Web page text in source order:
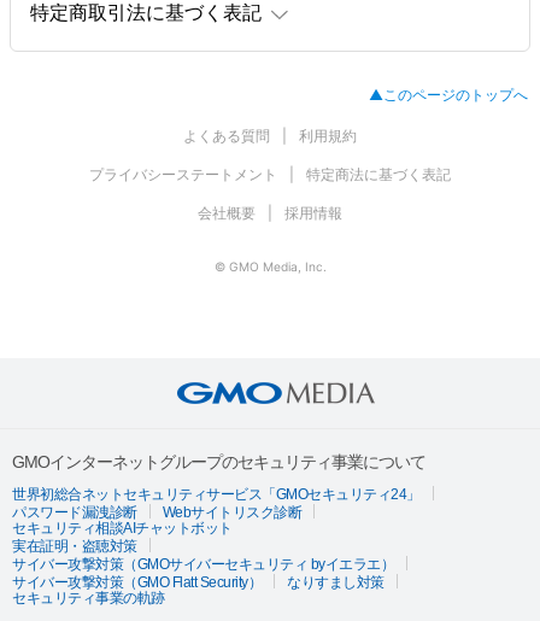
特定商取引法に基づく表記
▲このページのトップへ
よくある質問 利用規約
プライバシーステートメント 特定商法に基づく表記
会社概要 採用情報
© GMO Media, Inc.
GMOインターネットグループのセキュリティ事業について
世界初総合ネットセキュリティサービス「GMOセキュリティ24」
パスワード漏洩診断
Webサイトリスク診断
セキュリティ相談AIチャットボット
実在証明・盗聴対策
サイバー攻撃対策（GMOサイバーセキュリティ byイエラエ）
サイバー攻撃対策（GMO Flatt Security）
なりすまし対策
セキュリティ事業の軌跡